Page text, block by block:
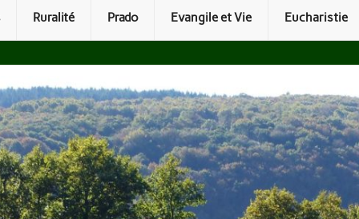
Ruralité Prado Evangile et Vie Eucharistie